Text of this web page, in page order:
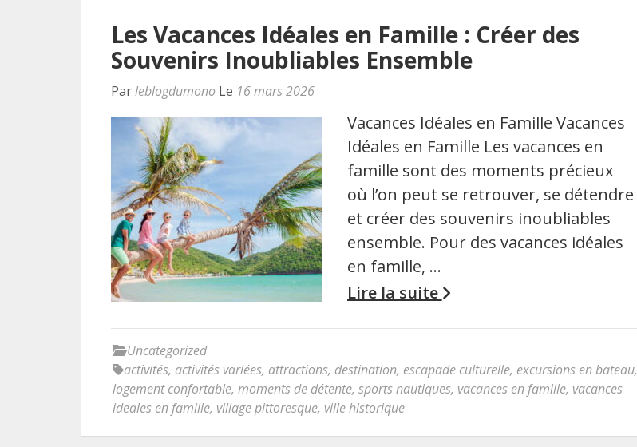
Les Vacances Idéales en Famille : Créer des
Souvenirs Inoubliables Ensemble
Parleblogdumono Le 16 mars 2026
Vacances Idéales en Famille Vacances
Idéales en Famille Les vacances en
famille sont des moments précieux
où l’on peut se retrouver, se détendre
et créer des souvenirs inoubliables
ensemble. Pour des vacances idéales
en famille, …
Lire la suite
Uncategorized
activités, activités variées, attractions, destination, escapade culturelle, excursions en bateau,
logement confortable, moments de détente, sports nautiques, vacances en famille, vacances
ideales en famille, village pittoresque, ville historique